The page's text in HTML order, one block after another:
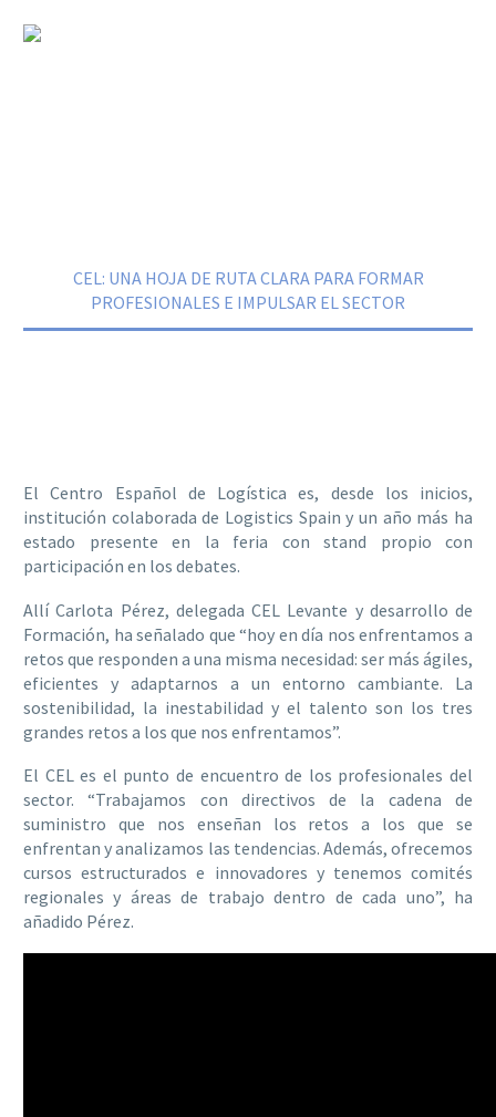
CEL: UNA HOJA DE RUTA CLARA PARA FORMAR
PROFESIONALES E IMPULSAR EL SECTOR
El Centro Español de Logística es, desde los inicios,
institución colaborada de Logistics Spain y un año más ha
estado presente en la feria con stand propio con
participación en los debates.
Allí Carlota Pérez, delegada CEL Levante y desarrollo de
Formación, ha señalado que “hoy en día nos enfrentamos a
retos que responden a una misma necesidad: ser más ágiles,
eficientes y adaptarnos a un entorno cambiante. La
sostenibilidad, la inestabilidad y el talento son los tres
grandes retos a los que nos enfrentamos”.
El CEL es el punto de encuentro de los profesionales del
sector. “Trabajamos con directivos de la cadena de
suministro que nos enseñan los retos a los que se
enfrentan y analizamos las tendencias. Además, ofrecemos
cursos estructurados e innovadores y tenemos comités
regionales y áreas de trabajo dentro de cada uno”, ha
añadido Pérez.